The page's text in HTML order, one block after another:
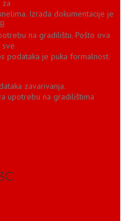
Izrada dokumentacije je
na gradilištu. Pošto ova
sve
podataka je puka formalnost.
zavarivanja.
upotrebu na gradilištima